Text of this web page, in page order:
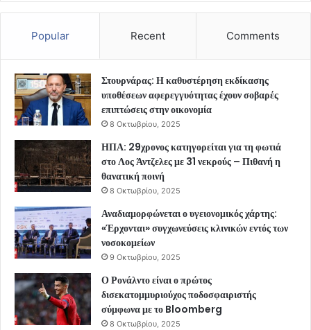
Popular Recent Comments
Στουρνάρας: Η καθυστέρηση εκδίκασης
υποθέσεων αφερεγγυότητας έχουν σοβαρές
επιπτώσεις στην οικονομία
8 Οκτωβρίου, 2025
ΗΠΑ: 29χρονος κατηγορείται για τη φωτιά
στο Λος Άντζελες με 31 νεκρούς – Πιθανή η
θανατική ποινή
8 Οκτωβρίου, 2025
Αναδιαμορφώνεται ο υγειονομικός χάρτης:
«Έρχονται» συγχωνεύσεις κλινικών εντός των
νοσοκομείων
9 Οκτωβρίου, 2025
Ο Ρονάλντο είναι ο πρώτος
δισεκατομμυριούχος ποδοσφαιριστής
σύμφωνα με το Bloomberg
8 Οκτωβρίου, 2025